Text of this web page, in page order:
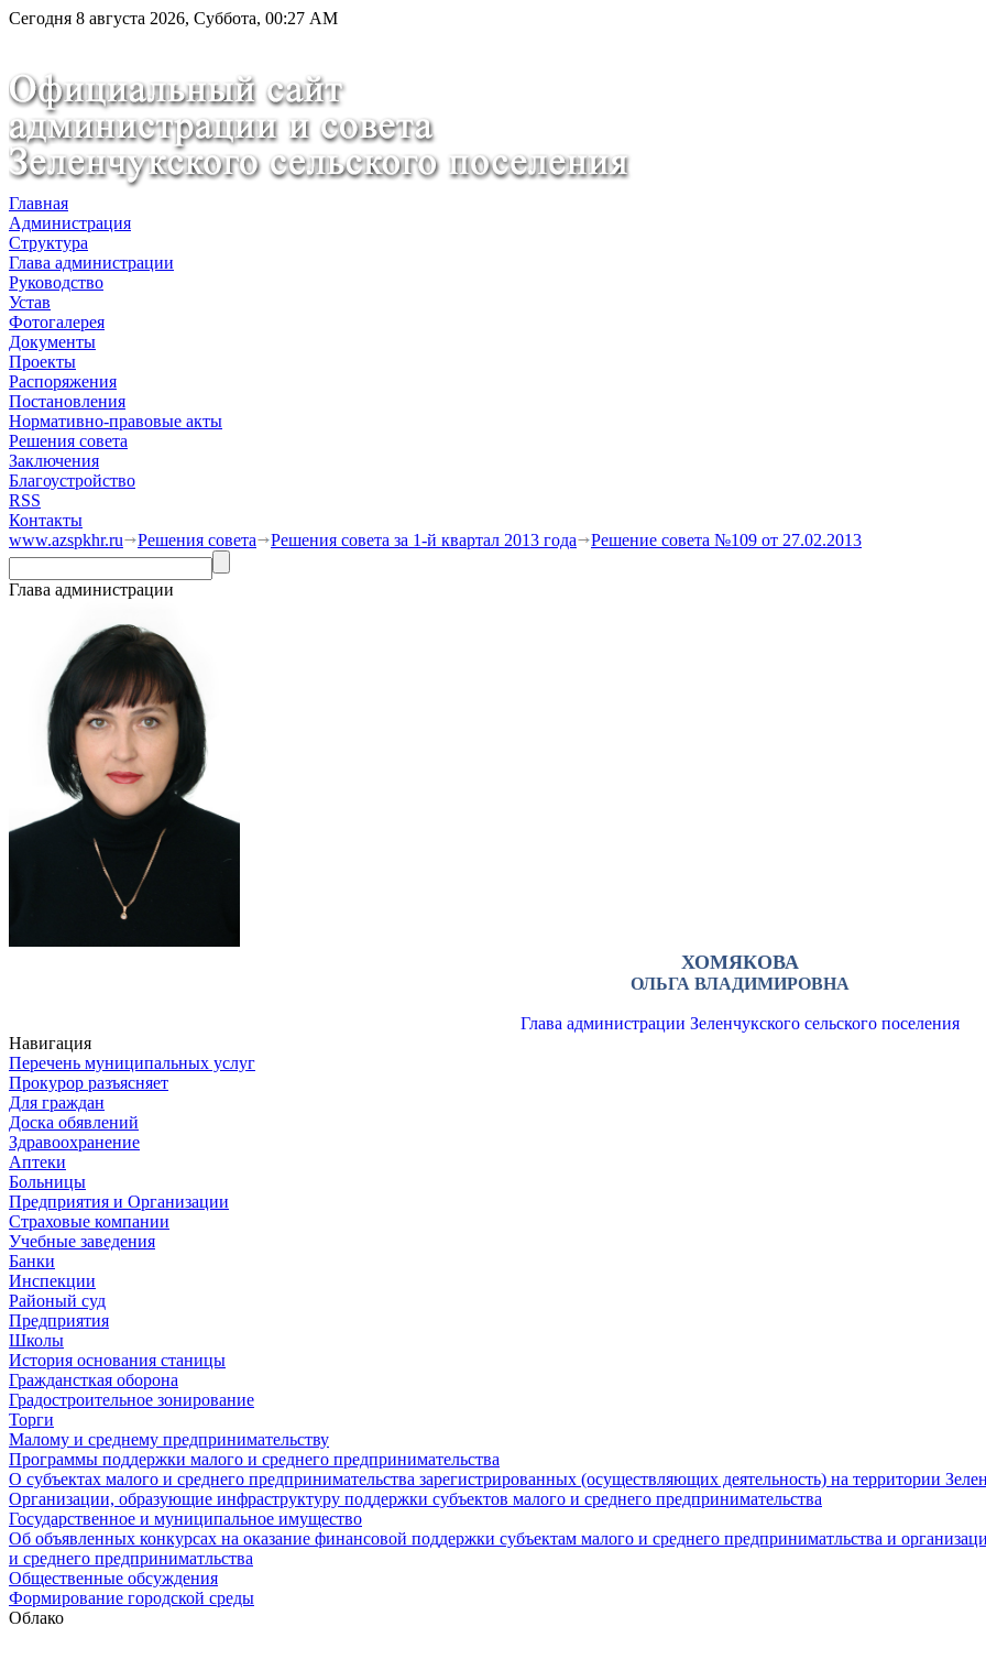
Сегодня 8 августа 2026, Суббота, 00:27 AM
Главная
Администрация
Структура
Глава администрации
Руководство
Устав
Фотогалерея
Документы
Проекты
Распоряжения
Постановления
Нормативно-правовые акты
Решения совета
Заключения
Благоустройство
RSS
Контакты
www.azspkhr.ru
Решения совета Решения совета за 1-й квартал 2013 года Решение совета №109 от 27.02.2013
Глава администрации
ХОМЯКОВА
ОЛЬГА ВЛАДИМИРОВНА
Глава администрации Зеленчукского сельского поселения
Навигация
Перечень муниципальных услуг
Прокурор разъясняет
Для граждан
Доска обявлений
Здравоохранение
Аптеки
Больницы
Предприятия и Организации
Страховые компании
Учебные заведения
Банки
Инспекции
Районый суд
Предприятия
Школы
История основания станицы
Граждансткая оборона
Градостроительное зонирование
Торги
Малому и среднему предпринимательству
Программы поддержки малого и среднего предпринимательства
О субъектах малого и среднего предпринимательства зарегистрированных (осуществляющих деятельность) на территории
Организации, образующие инфраструктуру поддержки субъектов малого и среднего предпринимательства
Государственное и муниципальное имущество
Об объявленных конкурсах на оказание финансовой поддержки субъектам малого и среднего предприниматльства и
и среднего предприниматльства
Общественные обсуждения
Формирование городской среды
Облако